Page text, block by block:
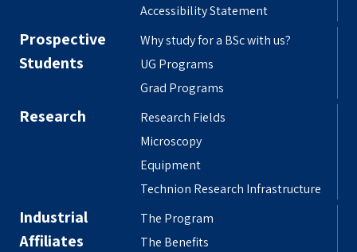
Accessibility Statement
Prospective
Students
Why study for a BSc with us?
UG Programs
Grad Programs
Research
Research Fields
Microscopy
Equipment
Technion Research Infrastructure
Industrial
Affiliates
The Program
The Benefits